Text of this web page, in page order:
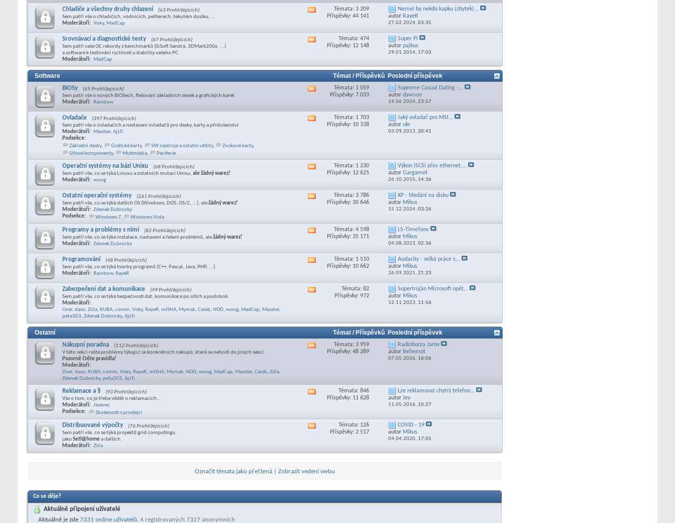
této
Chladiče a všechny druhy chlazení
(63 Prohlížejících)
Sem patří vše o chladičích, vodnících, peltierech, tekutém dusíku, ...
Moderátoři: Voky, MadCap
Zobrazit
této
Témata: 3 209
Příspěvky: 44 141
Nemel by nekdo kapku (zbytek)...
autor RayeR
27.02.2024,03:35
Srovnávací a diagnostické testy
(67 Prohlížejících)
Sem patří vaše OC rekordy z benchmarků (SiSoft Sandra, 3DMark200x, ...)
a software k testování rychlosti a stability vašeho PC.
Moderátoři: MadCap
sekce
Témata: 474
Příspěvky: 12 148
Super Pi
autorpajkus
29.01.2014, 17:03
Software Témat / Příspěvků Poslední příspěvek
BIOSy
(65 Prohlížejících)
Sem patří vše o nových BIOSech, flešování základních desek a grafických karet
Moderátoři: Rainbow
Zobrazit
této
Témata: 1 059
Příspěvky: 7 033
Supreme Сasual Dating -...
autordawsoo
14.06.2024,23:57
Ovladače
(397 Prohlížejících)
Sem patří vše o ovladačích a nastavení ovladačů pro desky, karty a příslušenství
Moderátoři: Masster, AjsTi
Podsekce:
Základní desky, Grafické karty, SW nástroje a ostatní utility, Zvukové karty,
Síťové komponenty, Mutimédia, Periferie
ZobrazitTémata: 1 703
Příspěvky: 10 338
Jaký ovladač pro MSI...
autorukr
03.09.2013,20:41
Operační systémy na bázi Unixu
(68 Prohlížejících)
Sem patří vše, co se týká Linuxu a ostatních mutací Unixu, ale žádný warez!
Moderátoři: wong
Zobrazit
této
Témata: 1 230
Příspěvky: 12 625
Výkon iSCSI přes ethernet,...
autorGargamel
26.10.2015, 14:36
Ostatní operační systémy
(261 Prohlížejících)
Sem patří vše, co se týká dalších OS (Windows, DOS, OS/2, ...), aležádný warez!
Moderátoři: Zdenek Dubnicky
Podsekce:
Windows 7, Windows Vista
ZobrazitTémata: 3 786
Příspěvky: 30 646
XP - hledání na disku
autor Mikus
15.12.2024,03:26
Programy a problémy s nimi
(82 Prohlížejících)
Sem patří vše, co se týká instalace, nastavení a řešení problémů, aležádný warez!
Moderátoři: Zdenek Dubnicky
Zobrazit
této
Témata: 4 598
Příspěvky: 35 171
LS-TimeSync
autor Mikus
04.08.2023,02:36
Programování
(48 Prohlížejících)
Sem patří vše, co se týká tvorby programů (C++, Pascal, Java, PHP, ...)
Moderátoři: Rainbow, RayeR
Zobrazit
této
Témata: 1 510
Příspěvky: 10 662
Audacity - velká práce s...
autor Mikus
26.09.2021,21:23
Zabezpečení dat a komunikace
(49 Prohlížejících)
Sem patří vše, co se týká bezpečnosti dat, komunikace po sítích a podobně.
Moderátoři:
Over, daso, Zilla, KUBA, comm, Voky, RayeR, mISHA, Mymak, Caleb, NOD, wong, MadCap, Masster,
peta303, Zdenek Dubnicky, AjsTi
sekce
Témata: 82
Příspěvky: 972
Supertroján Microsoft opět...
autor Mikus
12.11.2023, 11:56
Ostatní Témat / Příspěvků Poslední příspěvek
Nákupní poradna
(112 Prohlížejících)
V této sekci rešte problémy týkající se konkrétních nákupů, které se nehodí do jiných sekcí.
Pozorně čtěte pravidla!
Moderátoři:
Over, daso, KUBA, comm, Voky, RayeR, mISHA, Mymak, NOD, wong, MadCap, Masster, Caleb, Zilla,
Zdenek Dubnicky, peta303, AjsTi
ZobrazitTémata: 3 959
Příspěvky: 48 289
Radioburza Jarov
autor Behemot
07.05.2026, 16:06
Reklamace a §
(93 Prohlížejících)
Vše o tom, co je třeba vědět o reklamacích...
Moderátoři: Jezevec
Podsekce:
Zkušenosti s prodejci
Témata: 846
Příspěvky: 11 628
Lze reklamovat chytrý telefon...
autorJey
11.05.2016, 10:27
Distribuované výpočty
(76 Prohlížejících)
Sem patří vše, co se týká projektů grid computingu,
jakoSeti@homea dalších.
Moderátoři: Zilla
Témata: 126
Příspěvky: 2 517
COVID - 19
autor Mikus
04.04.2020, 17:05
Označit témata jako přečtená| Zobrazit vedení webu
Co se děje?
Aktuálně připojení uživatelé
Aktuálně je zde 7331 online uživatelů. 4 registrovaných 7327 anonymních